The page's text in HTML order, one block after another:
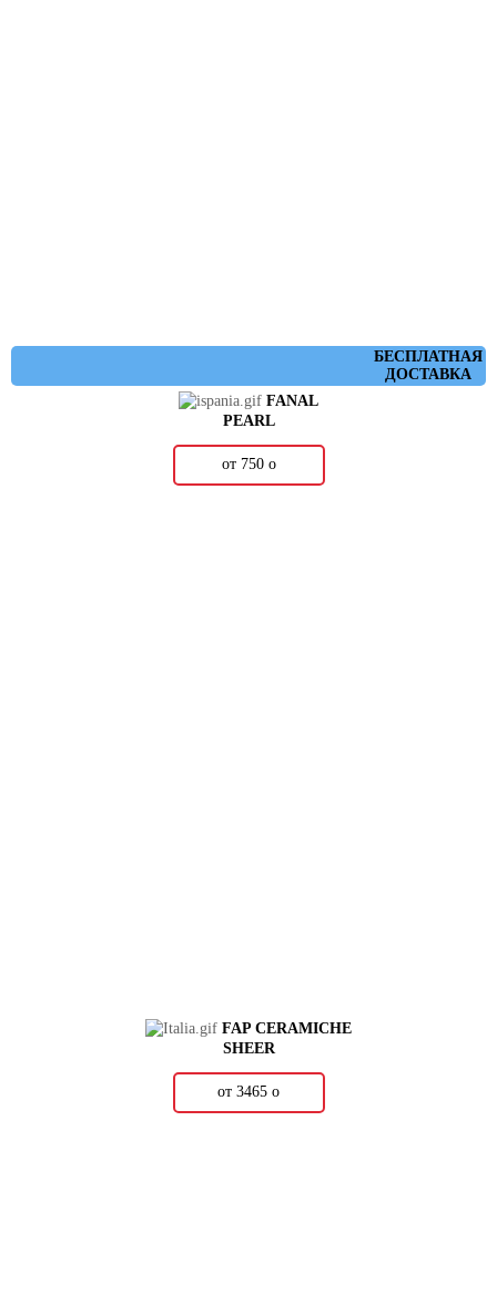
БЕСПЛАТНАЯ
ДОСТАВКА
FANAL
PEARL
от 750 о
FAP CERAMICHE
SHEER
от 3465 о